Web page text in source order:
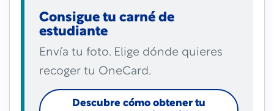
Consigue tu carné de
estudiante
Envía tu foto. Elige dónde quieres
recoger tu OneCard.
Descubre cómo obtener tu